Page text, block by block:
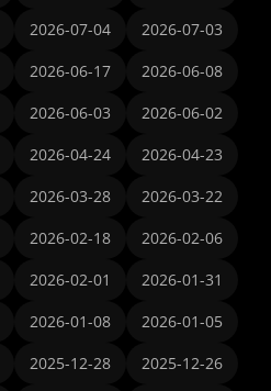
2026-07-04
2026-07-03
2026-06-17
2026-06-08
2026-06-03
2026-06-02
2026-04-24
2026-04-23
2026-03-28
2026-03-22
2026-02-18
2026-02-06
2026-02-01
2026-01-31
2026-01-08
2026-01-05
2025-12-28
2025-12-26